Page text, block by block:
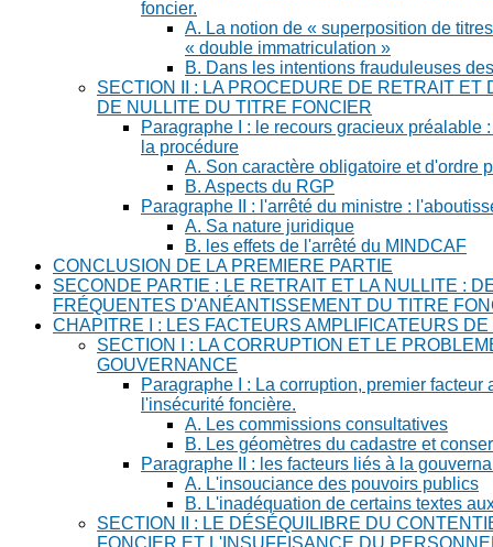
foncier.
A. La notion de « superposition de
« double immatriculation »
B. Dans les intentions frauduleuses
SECTION II : LA PROCEDURE DE RETRAIT ET
DE NULLITE DU TITRE FONCIER
Paragraphe I : le recours gracieux préalable
la procédure
A. Son caractère obligatoire et d'ordre
B. Aspects du RGP
Paragraphe II : l'arrêté du ministre :
A. Sa nature juridique
B. les effets de l'arrêté du MINDCAF
CONCLUSION DE LA PREMIERE PARTIE
SECONDE PARTIE : LE RETRAIT ET LA NULLITE :
FRÉQUENTES D'ANÉANTISSEMENT DU TITRE
CHAPITRE I : LES FACTEURS AMPLIFICATEURS
SECTION I : LA CORRUPTION ET LE
GOUVERNANCE
Paragraphe I : La corruption, premier facteur
l'insécurité foncière.
A. Les commissions consultatives
B. Les géomètres du cadastre et
Paragraphe II : les facteurs liés à la
A. L'insouciance des pouvoirs publics
B. L'inadéquation de certains textes
SECTION II : LE DÉSÉQUILIBRE DU
FONCIER ET L'INSUFFISANCE DU